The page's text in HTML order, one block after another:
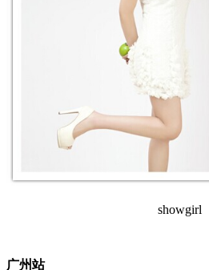
showgirl
广州站